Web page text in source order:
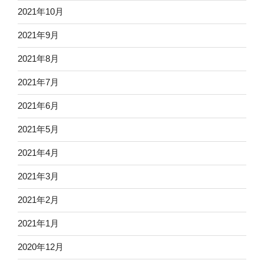
2021年10月
2021年9月
2021年8月
2021年7月
2021年6月
2021年5月
2021年4月
2021年3月
2021年2月
2021年1月
2020年12月